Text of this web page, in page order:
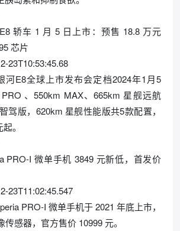
轿车 1 月 5 日上市：预售 18.8 万元
芯片
23T10:53:45.68
河E8全球上市发布会定档2024年1月5
、550km MAX、665km 星舰远航
驾版，620km 星舰性能版共5款配置，
。
PRO-I 微单手机 3849 元新低，首发价
23T11:02:45.547
PRO-I 微单手机于 2021 年底上市，
感器，官方售价 10999 元。